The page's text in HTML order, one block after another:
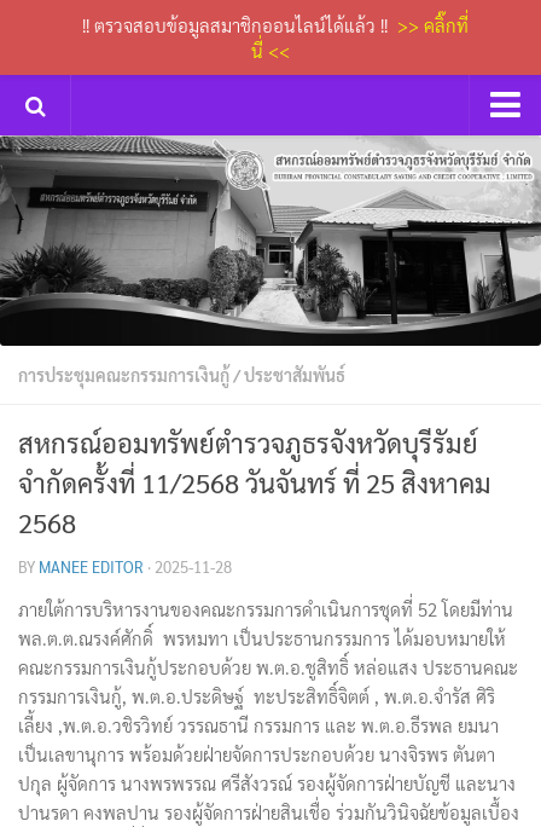
หน้าหลัก
กิจกรรม
การประชุมคณะกรรมการเงินกู้
ข่าวประกาศสหกรณ์
กระดานถาม-ตอบ
การประชุมคณะกรรมการเงินกู้/ประชาสัมพันธ์
สหกรณ์ออมทรัพย์ตำรวจภูธรจังหวัดบุรีรัมย์
จำกัดครั้งที่ 11/2568 วันจันทร์ ที่ 25 สิงหาคม
2568
BY MANEE EDITOR · 2025-11-28
ภายใต้การบริหารงานของคณะกรรมการดำเนินการชุดที่ 52 โดยมีท่าน
พล.ต.ต.ณรงค์ศักดิ์ พรหมทา เป็นประธานกรรมการ ได้มอบหมายให้
คณะกรรมการเงินกู้ประกอบด้วย พ.ต.อ.ชูสิทธิ์ หล่อแสง ประธานคณะ
กรรมการเงินกู้, พ.ต.อ.ประดิษฐ์ ทะประสิทธิ์จิตต์ , พ.ต.อ.จำรัส ศิริ
เลี้ยง ,พ.ต.อ.วชิรวิทย์ วรรณธานี กรรมการ และ พ.ต.อ.ธีรพล ยมนา
เป็นเลขานุการ พร้อมด้วยฝ่ายจัดการประกอบด้วย นางจิรพร ตันตา
ปกุล ผู้จัดการ นางพรพรรณ ศรีสังวรณ์ รองผู้จัดการฝ่ายบัญชี และนาง
ปานรดา คงพลปาน รองผู้จัดการฝ่ายสินเชื่อ ร่วมกันวินิจฉัยข้อมูลเบื้อง
!! ตรวจสอบข้อมูลสมาชิกออนไลน์ได้แล้ว !! >> คลิ๊กที่
นี่ <<